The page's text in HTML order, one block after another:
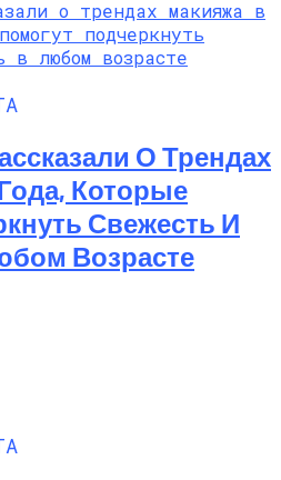
О Трендах
Которые
Свежесть И
Возрасте